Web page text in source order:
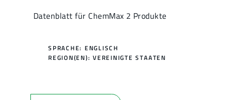
Datenblatt für ChemMax 2 Produkte
SPRACHE: ENGLISCH
REGION(EN):VEREINIGTE STAATEN